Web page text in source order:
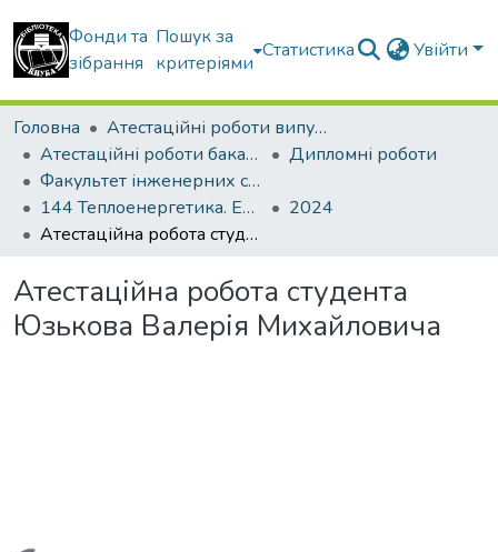
Фонди та
зібрання
Пошук за
критеріями
Статистика Увійти
Головна
Атестаційні роботи випускників
Атестаційні роботи бакалаврів
Дипломні роботи
Факультет інженерних систем та екології
144 Теплоенергетика. Енергетичний менеджмент, енергоефективні муніципальні та промислові теплові технології
2024
Атестаційна робота студента Юзькова Валерія Михайловича
Атестаційна робота студента
Юзькова Валерія Михайловича